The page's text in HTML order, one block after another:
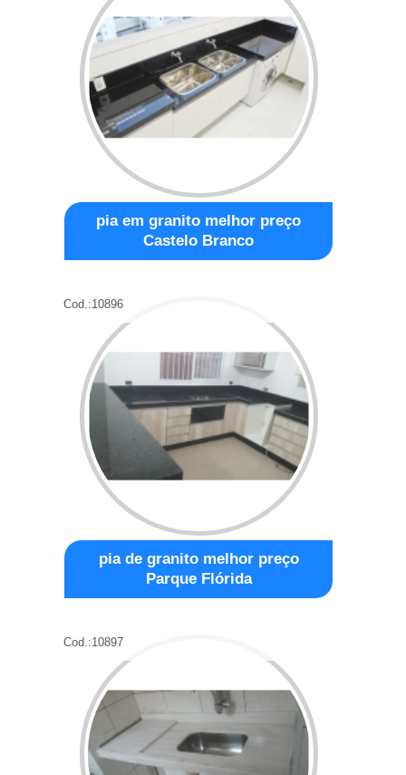
pia em granito melhor preço
Castelo Branco
Cod.:10896
pia de granito melhor preço
Parque Flórida
Cod.:10897